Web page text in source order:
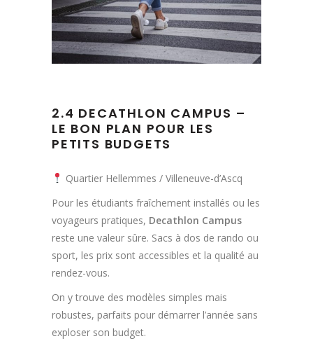
2.4 DECATHLON CAMPUS –
LE BON PLAN POUR LES
PETITS BUDGETS
Quartier Hellemmes / Villeneuve-d’Ascq
Pour les étudiants fraîchement installés ou les
voyageurs pratiques, Decathlon Campus
reste une valeur sûre. Sacs à dos de rando ou
sport, les prix sont accessibles et la qualité au
rendez-vous.
On y trouve des modèles simples mais
robustes, parfaits pour démarrer l’année sans
exploser son budget.